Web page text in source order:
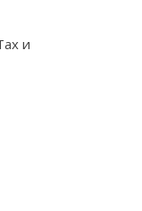
и